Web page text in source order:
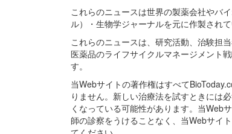
これらのニュースは世界の製薬会社やバ
ル）・生物学ジャーナルを元に作製されて
これらのニュースは、研究活動、治験担
医薬品のライフサイクルマネージメント
す。
当Webサイトの著作権はすべて
りません。新しい治療法を試すときには
くなっている可能性があります。当Web
師の診察をうけることなく、当Webサイ